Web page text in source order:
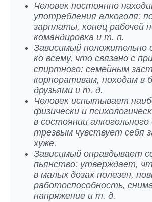
Человек постоянно
употребления алкоголя:
зарплаты, конец рабочей
командировка и т. п.
Зависимый положительно
ко всему, что связано с
спиртного: семейным
корпоративам, походам в
друзьями и т. д.
Человек испытывает
физически и
в состоянии алкогольного
трезвым чувствует себя
хуже.
Зависимый оправдывает
пьянство: утверждает,
в малых дозах полезен,
работоспособность,
напряжение и т. д.